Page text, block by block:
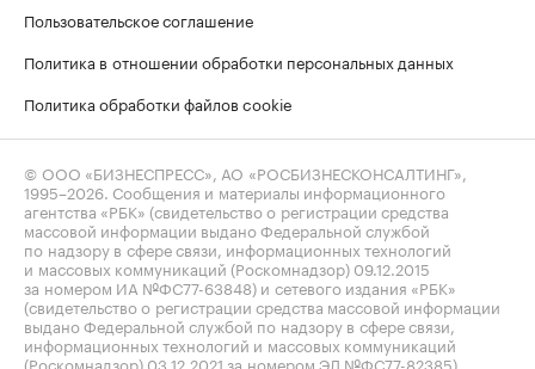
Пользовательское соглашение
Политика в отношении обработки персональных данных
Политика обработки файлов cookie
© ООО «БИЗНЕСПРЕСС», АО «РОСБИЗНЕСКОНСАЛТИНГ»,
1995–2026 . Сообщения и материалы информационного
агентства «РБК» (свидетельство о регистрации средства
массовой информации выдано Федеральной службой
по надзору в сфере связи, информационных технологий
и массовых коммуникаций (Роскомнадзор) 09.12.2015
за номером ИА №ФС77-63848) и сетевого издания «РБК»
(свидетельство о регистрации средства массовой информации
выдано Федеральной службой по надзору в сфере связи,
информационных технологий и массовых коммуникаций
(Роскомнадзор) 03.12.2021 за номером ЭЛ №ФС77-82385)